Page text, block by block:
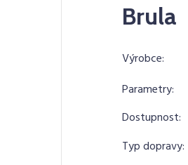
Brula
Výrobce:
Parametry:
Dostupnost:
Typ dopravy: